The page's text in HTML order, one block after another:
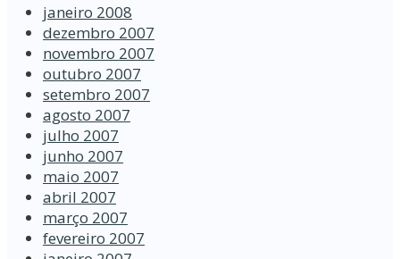
janeiro 2008
dezembro 2007
novembro 2007
outubro 2007
setembro 2007
agosto 2007
julho 2007
junho 2007
maio 2007
abril 2007
março 2007
fevereiro 2007